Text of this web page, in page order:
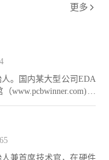
更多 
。国内某大型公司EDA
www.pcbwinner.com)金
有着10年的设计经验，
真领域有着自己独到的
，PADS，AD，H
设计与仿真工具。长
PCB设计与仿真一线岗
兼首席技术官，在硬件